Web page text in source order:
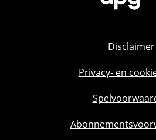
Disclaimer
Privacy- en